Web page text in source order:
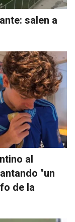
salen a
al
"un
de la